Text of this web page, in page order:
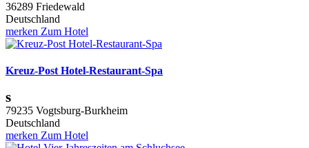
36289 Friedewald
Deutschland
merken Zum Hotel
Kreuz-Post Hotel-Restaurant-Spa
s
79235 Vogtsburg-Burkheim
Deutschland
merken Zum Hotel